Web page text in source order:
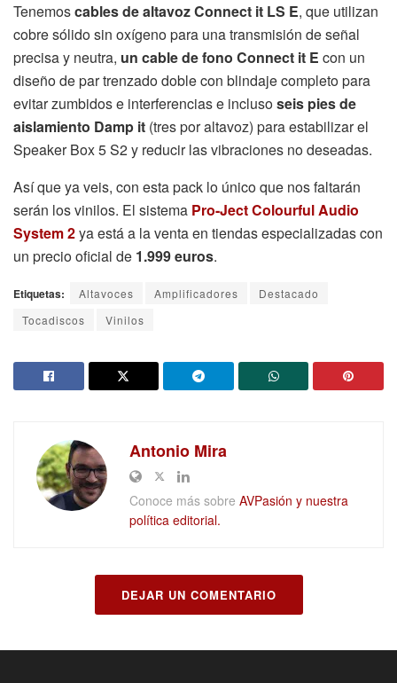
Tenemoscables de altavoz Connect it LS E, que utilizan
cobre sólido sin oxígeno para una transmisión de señal
precisa y neutra, un cable de fono Connect it E con un
diseño de par trenzado doble con blindaje completo para
evitar zumbidos e interferencias e inclusoseis pies de
aislamiento Damp it (tres por altavoz) para estabilizar el
Speaker Box 5 S2 y reducir las vibraciones no deseadas.
Así que ya veis, con esta pack lo único que nos faltarán
serán los vinilos. El sistema Pro-Ject Colourful Audio
System 2ya está a la venta en tiendas especializadas con
un precio oficial de 1.999 euros.
Etiquetas: Altavoces Amplificadores
Destacado
Tocadiscos
Vinilos
Antonio Mira
Conoce más sobre AVPasión y nuestra
política editorial.
DEJAR UN COMENTARIO